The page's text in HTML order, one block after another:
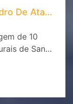
De Atacama
de 10
de San
no
de la